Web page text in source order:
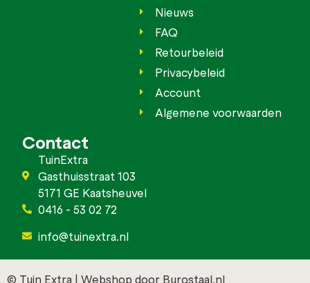
Nieuws
FAQ
Retourbeleid
Privacybeleid
Account
Algemene voorwaarden
Contact
TuinExtra
Gasthuisstraat 103
5171 GE Kaatsheuvel
0416 - 53 02 72
info@tuinextra.nl
© Tuin Extra | Webshop door Burostaal.nl